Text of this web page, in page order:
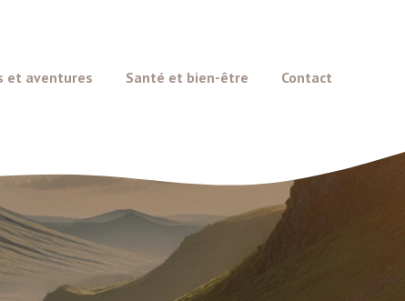
et aventures Santé et bien-être Contact